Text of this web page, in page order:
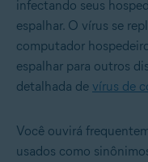
infectando seus
espalhar. O vírus se
computador
espalhar para outros
detalhada de vírus de
Você ouvirá
usados como